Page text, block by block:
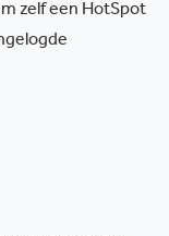
zelf een HotSpot